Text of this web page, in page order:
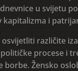
u svijetu
i
različite
procese i
Žensko